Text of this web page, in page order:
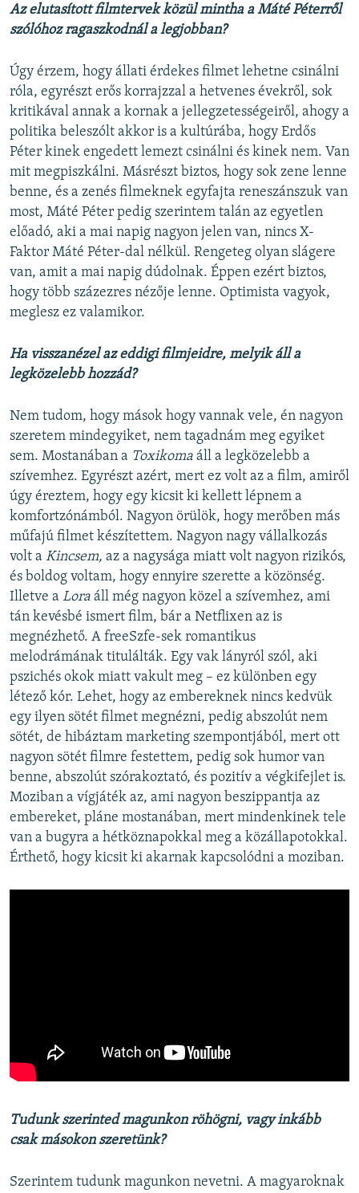
Az elutasított filmtervek közül mintha a Máté Péterről
szólóhoz ragaszkodnál a legjobban?
Úgy érzem, hogy állati érdekes filmet lehetne csinálni
róla, egyrészt erős korrajzzal a hetvenes évekről, sok
kritikával annak a kornak a jellegzetességeiről, ahogy a
politika beleszólt akkor is a kultúrába, hogy Erdős
Péter kinek engedett lemezt csinálni és kinek nem. Van
mit megpiszkálni. Másrészt biztos, hogy sok zene lenne
benne, és a zenés filmeknek egyfajta reneszánszuk van
most, Máté Péter pedig szerintem talán az egyetlen
előadó, aki a mai napig nagyon jelen van, nincs X-
Faktor Máté Péter-dal nélkül. Rengeteg olyan slágere
van, amit a mai napig dúdolnak. Éppen ezért biztos,
hogy több százezres nézője lenne. Optimista vagyok,
meglesz ez valamikor.
Ha visszanézel az eddigi filmjeidre, melyik áll a
legközelebb hozzád?
Nem tudom, hogy mások hogy vannak vele, én nagyon
szeretem mindegyiket, nem tagadnám meg egyiket
sem. Mostanában a Toxikoma áll a legközelebb a
szívemhez. Egyrészt azért, mert ez volt az a film, amiről
úgy éreztem, hogy egy kicsit ki kellett lépnem a
komfortzónámból. Nagyon örülök, hogy merőben más
műfajú filmet készítettem. Nagyon nagy vállalkozás
volt a Kincsem, az a nagysága miatt volt nagyon rizikós,
és boldog voltam, hogy ennyire szerette a közönség.
Illetve a Lora áll még nagyon közel a szívemhez, ami
tán kevésbé ismert film, bár a Netflixen az is
megnézhető. A freeSzfe-sek romantikus
melodrámának titulálták. Egy vak lányról szól, aki
pszichés okok miatt vakult meg – ez különben egy
létező kór. Lehet, hogy az embereknek nincs kedvük
egy ilyen sötét filmet megnézni, pedig abszolút nem
sötét, de hibáztam marketing szempontjából, mert ott
nagyon sötét filmre festettem, pedig sok humor van
benne, abszolút szórakoztató, és pozitív a végkifejlet is.
Moziban a vígjáték az, ami nagyon beszippantja az
embereket, pláne mostanában, mert mindenkinek tele
van a bugyra a hétköznapokkal meg a közállapotokkal.
Érthető, hogy kicsit ki akarnak kapcsolódni a moziban.
Tudunk szerinted magunkon röhögni, vagy inkább
csak másokon szeretünk?
Szerintem tudunk magunkon nevetni. A magyaroknak